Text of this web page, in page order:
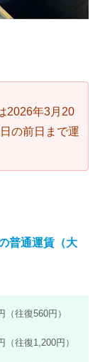
2026年3月20
の前日まで運
普通運賃（大
（往復560円）
（往復1,200円）